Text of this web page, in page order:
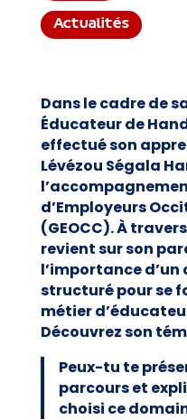
Actualités
Dans le cadre de
Éducateur de
effectué son
Lévézou Ségala
d’Employeurs
(GEOCC). À
revient sur son
l’importance
structuré pour se
métier
Découvrez son
Peux-tu te
parcours et
choisi ce